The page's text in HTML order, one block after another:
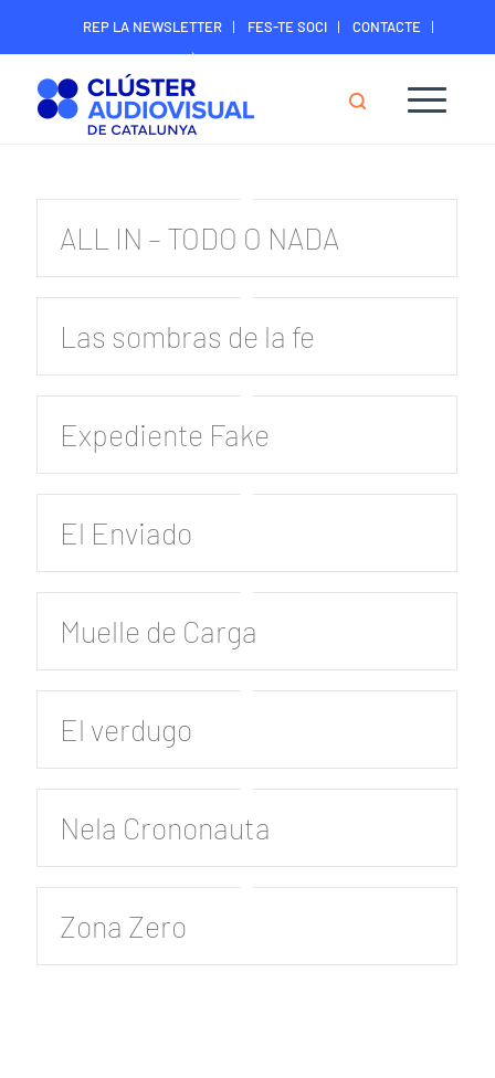
REP LA NEWSLETTER FES-TE SOCI
CONTACTE
ÀREA DIGITAL SOCIS
ALL IN – TODO O NADA
Las sombras de la fe
Expediente Fake
El Enviado
Muelle de Carga
El verdugo
Nela Crononauta
Zona Zero